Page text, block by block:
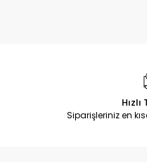
Siparişleriniz en